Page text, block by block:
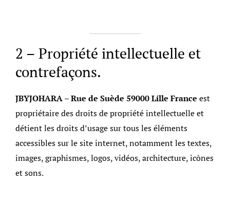
2 – Propriété intellectuelle et
contrefaçons.
JBYJOHARA – Rue de Suède 59000 Lille France est
propriétaire des droits de propriété intellectuelle et
détient les droits d’usage sur tous les éléments
accessibles sur le site internet, notamment les textes,
images, graphismes, logos, vidéos, architecture, icônes
et sons.